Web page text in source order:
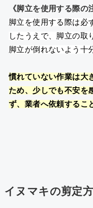
《脚立を使用する際の
脚立を使用する際は必
したうえで、脚立の取
脚立が倒れないよう十
慣れていない作業は大
ため、少しでも不安を
ず、業者へ依頼するこ
イヌマキの剪定